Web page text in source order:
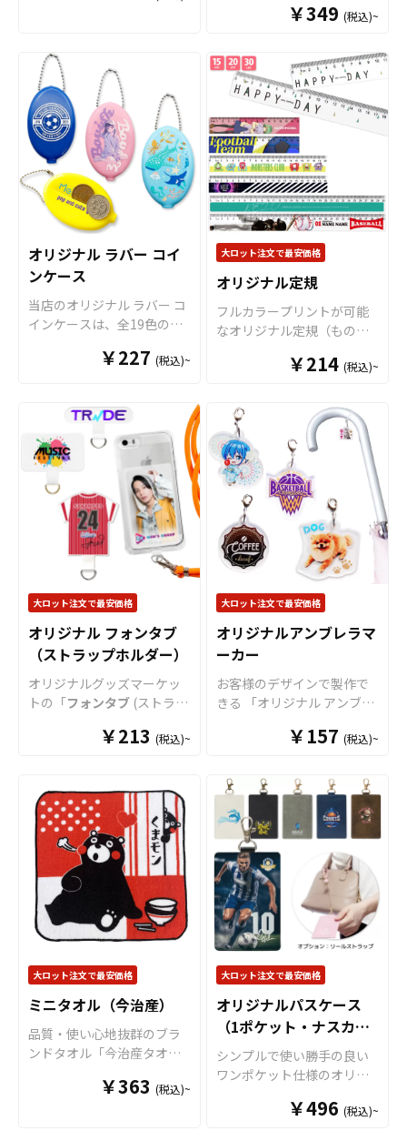
軽にご相談ください。
シリーズ展開が可能です。
メンバーカラーに合わせた
アイドルグッズや、イメー
ジカラーにあわせたスポー
ツチーム公式グッズ、ライ
ブや音楽フェスなどのイベ
ント用のオリジナルグッズ
にも最適なアイテムとなっ
ております。 販売に必要な
資材も取り揃えております
ので、お客様にはデザイン
を入稿していただくだけで
オリジナルグッズとして販
売していただくことができ
ます。 短納期・小ロットで
明点がありましたらお気軽
に発光するLEDライトがつ
リルキーホルダー」です。
透明度が高く美しい高品質
アクリル素材にオリジナル
のデザインをプリントし、
アクリルダイカットにてデ
ザインに合わせた形状に切
り出してアクキーを制作い
たします。 便利なナスカン
付きなので、キーホルダー
の用途としてはもちろん、
キーライトやペットのお散
歩ライトなど日常的にお使
いいただけるような商品で
す。 アクリル素材は水に強
く耐久性も高いため美しい
をご入稿いただくだけでオ
リジナル商品として制作・
販売していただくことがで
きます。 LEDで光るアクリ
ルキーホルダーはアニメ、
エンタメ、スポーツ、官公
庁、同人グッズなど様々な
業界に人気です。 国内生産
で小ロットから大ロットま
で承っておりますので、お
気軽にご相談ください。
￥349 (税込)~
オリジナル ラバー コイ
ンケース
当店のオリジナル ラバー コ
インケースは、全19色のカ
べる、水に強くて丈夫なラ
ジェット印刷でオリジナル
デザインをプリントでき、
鮮やかで鮮明な仕上がりが
魅力です。デザインがない
部分はコインケース本体の
色がそのまま活かされ、カ
スタマイズの幅が広がりま
す。このコインケースは
1951年に「世界で一番早く
コインを取り出せる！」を
キャッチフレーズに誕生
し、片手で握るだけで小銭
が簡単に取り出せる便利さ
と、コンパクトな形状で今
もなお世界中で愛されてい
ます。持ち運びに便利なボ
ールチェーン付きで、キー
ホルダーとしても活用可能
￥227 (税込)~
大ロット注文で最安価格
オリジナル定規
フルカラープリントが可能
なオリジナル定規（ものさ
30cmの3サイズをご用意し
リントですので、美しい光
沢と立体感がありデザイン
を引き立てます。 角部分に
丸みをもたせた角丸仕様で
手触りもよく安心してお使
いいただけます。 また、目
盛り部分に斜面がついた書
きやすい仕様ですので、実
用性としてもお勧めできま
学校の記念品としても
大変喜ばれるノベルティア
イテムとなっております。
販売に必要な資材も取り揃
えておりますので、お客様
にはデザインを入稿してい
ただくだけでオリジナル商
品として販売していただく
ことができます。 短納期・
小ロットでの対応も可能で
たらお気軽にご相談くださ
い。
￥214 (税込)~
大ロット注文で最安価格
オリジナル フォンタブ
（ストラップホルダー）
オリジナルグッズマーケッ
トの「フォンタブ (ストラッ
ースと本体の間に設置する
て使用できる人気グッズで
す。 フォンタブはスマホタ
グパッチやストラップホル
ダー
とも呼ばれ、市場でも
広く認知されています。 特
にオリジナルグッズマーケ
ットの
フォンタブ はハトメ
タイプではなく独自の形状
タブの引っ張り強度も他社
よりも高く、またスマート
な見た目もオリジナルグッ
ズマーケットのフォンタブ
が指示されている理由でも
は、手軽でスマホのサイズ
￥213 (税込)~
大ロット注文で最安価格
オリジナルアンブレラマ
ーカー
お客様のデザインで製作で
きる 「オリジナル アンブレ
えや盗難リスクを軽減する
ブレラマーカーのアクリル
部分はダイカットで製作す
ることができるのでブラン
ドイメージやキャラクター
などに合わせて、自由な形
状でデザインすることが可
能です。「アンブレラマー
カー」との名称ですが、Oリ
ングや8の字リングを使用し
なければ、アクリルチャー
ムとしてご利用いただけま
す アンブレラマーカーの傘
に取り付けるパーツ部分に
は2つの異なるパーツがあ
り、1つは「傘の柄に取り付
けるOリング」タイプ、もう
1つは「傘のつゆ先に取り付
ける8の字リング」タイプを
用意。 マークさせたい箇所
￥157 (税込)~
大ロット注文で最安価格
ミニタオル（今治産）
品質・使い心地抜群のブラ
ンドタオル「今治産タオ
ズでリーズナブルな価格で
￥363 (税込)~
大ロット注文で最安価格
オリジナルパスケース
（1ポケット・ナスカン
仕様）
シンプルで使い勝手の良い
ワンポケット仕様のオリジ
ケース本体にナスカンが付
￥496 (税込)~